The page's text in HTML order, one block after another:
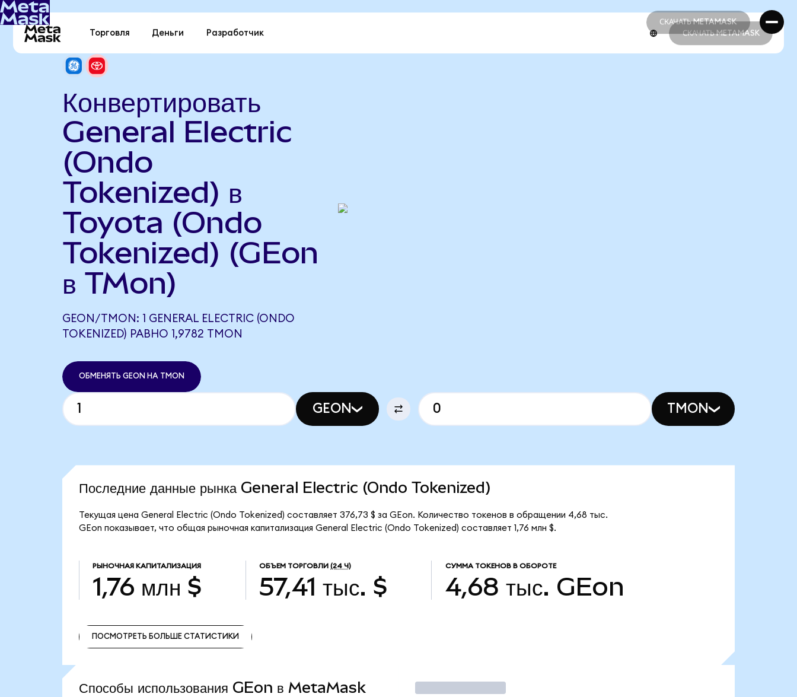
СКАЧАТЬ METAMASK
СКАЧАТЬ METAMASK
Торговля Деньги Разработчик СКАЧАТЬ METAMASK
Конвертировать
General Electric
(Ondo
Tokenized) в
Toyota (Ondo
Tokenized) (GEon
в TMon)
GEON/TMON: 1 GENERAL ELECTRIC (ONDO
TOKENIZED) РАВНО 1,9782 TMON
ОБМЕНЯТЬ GEON НА TMON
GEON TMON
Последние данные рынка General Electric (Ondo Tokenized)
Текущая цена General Electric (Ondo Tokenized) составляет 376,73 $ за GEon. Количество токенов в обращении 4,68 тыс.
GEon показывает, что общая рыночная капитализация General Electric (Ondo Tokenized) составляет 1,76 млн $.
РЫНОЧНАЯ КАПИТАЛИЗАЦИЯ
1,76 млн $
ОБЪЕМ ТОРГОВЛИ (24 Ч)
57,41 тыс. $
СУММА ТОКЕНОВ В ОБОРОТЕ
4,68 тыс. GEon
ПОСМОТРЕТЬ БОЛЬШЕ СТАТИСТИКИ
Способы использования GEon в MetaMask Торговать